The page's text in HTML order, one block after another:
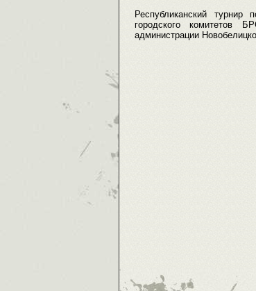
Республиканский турнир
городского комитетов
администрации